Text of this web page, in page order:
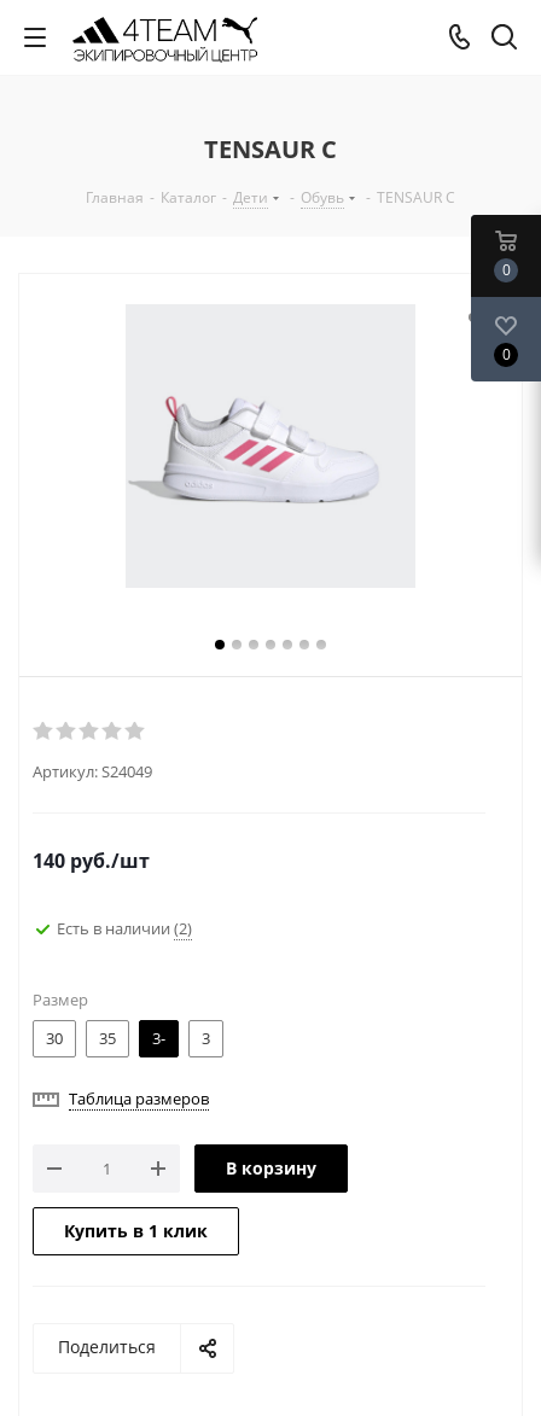
TENSAUR C
Главная - Каталог - Дети - Обувь - TENSAUR C
Артикул:S24049
140 руб./шт
Есть в наличии (2)
Размер
30
35 3- 3
Таблица размеров
В корзину
Купить в 1 клик
Поделиться
0
0